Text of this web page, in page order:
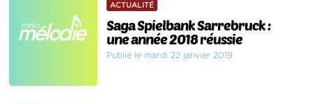
ACTUALITÉ
Saga Spielbank Sarrebruck :
une année 2018 réussie
Publié le mardi 22 janvier 2019